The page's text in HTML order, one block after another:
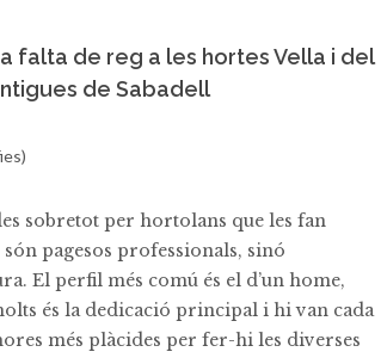
falta de reg a les hortes Vella i del
de Sabadell
sobretot per hortolans que les fan
pagesos professionals, sinó
El perfil més comú és el d’un home,
és la dedicació principal i hi van cada
més plàcides per fer-hi les diverses